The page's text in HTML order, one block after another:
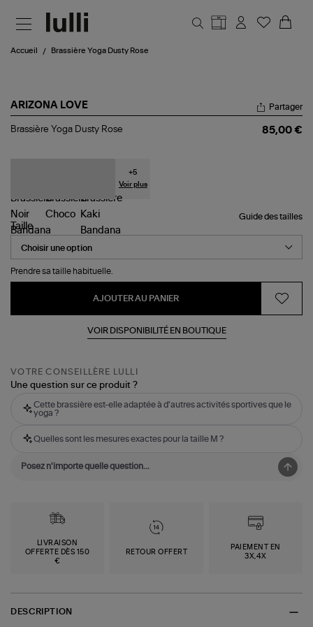
Accueil Brassière Yoga Dusty Rose
ARIZONA LOVE
Brassière
Partager
Brassière Yoga Dusty Rose 85,00 €
+5
Voir plus
Guide des tailles
Taille
Prendre sa taille habituelle.
AJOUTER AU PANIER
VOIR DISPONIBILITÉ EN BOUTIQUE
VOTRE CONSEILLÈRE LULLI
Une question sur ce produit ?
Cette brassière est-elle adaptée à d'autres activités sportives que le
yoga ?
Quelles sont les mesures exactes pour la taille M ?
LIVRAISON
OFFERTE DÈS 150
€
RETOUR OFFERT
PAIEMENT EN
3X,4X
DESCRIPTION